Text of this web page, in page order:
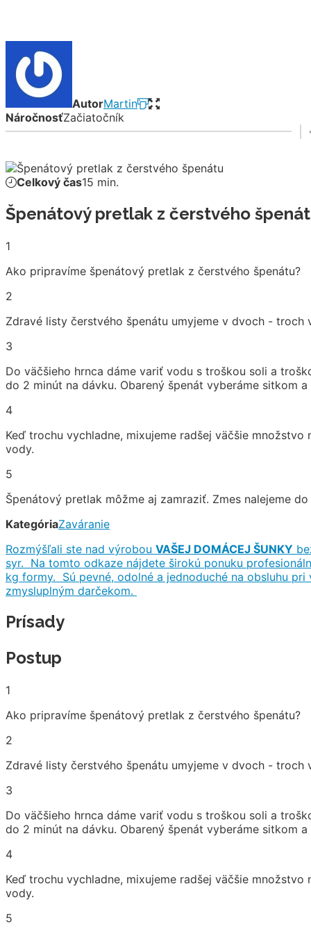
AutorMartin
NáročnosťZačiatočník
Celkový čas15 min.
Špenátový pretlak z čerstvého
1
Ako pripravíme špenátový pretlak z čerstvého špenátu?
2
Zdravé listy čerstvého špenátu umyjeme v dvoch - troch
3
Do väčšieho hrnca dáme variť vodu s troškou soli a
do 2 minút na dávku. Obarený špenát vyberáme sitkom
4
Keď trochu vychladne, mixujeme radšej väčšie
vody.
5
Špenátový pretlak môžme aj zamraziť. Zmes nalejeme
KategóriaZaváranie
Rozmýšľali ste nad výrobou VAŠEJ DOMÁCEJ ŠUNKY
syr. Na tomto odkaze nájdete širokú ponuku
kg formy. Sú pevné, odolné a jednoduché na obsluhu
zmysluplným darčekom.
Prísady
Postup
1
Ako pripravíme špenátový pretlak z čerstvého špenátu?
2
Zdravé listy čerstvého špenátu umyjeme v dvoch - troch
3
Do väčšieho hrnca dáme variť vodu s troškou soli a
do 2 minút na dávku. Obarený špenát vyberáme sitkom
4
Keď trochu vychladne, mixujeme radšej väčšie
vody.
5